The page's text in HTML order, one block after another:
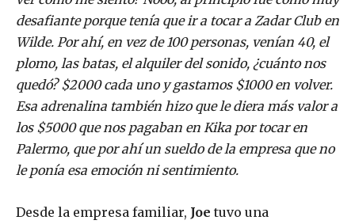
desafiante porque tenía que ir a tocar a Zadar Club en
Wilde. Por ahí, en vez de 100 personas, venían 40, el
plomo, las batas, el alquiler del sonido, ¿cuánto nos
quedó? $2000 cada uno y gastamos $1000 en volver.
Esa adrenalina también hizo que le diera más valor a
los $5000 que nos pagaban en Kika por tocar en
Palermo, que por ahí un sueldo de la empresa que no
le ponía esa emoción ni sentimiento.
Desde la empresa familiar, Joe tuvo una